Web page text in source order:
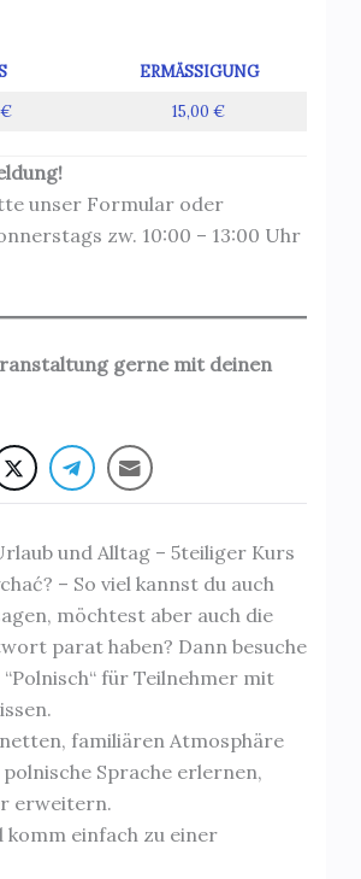
ERMÄSSIGUNG
15,00 €
unser Formular oder
zw. 10:00 – 13:00 Uhr
gerne mit deinen
und Alltag – 5teiliger Kurs
– So viel kannst du auch
möchtest aber auch die
parat haben? Dann besuche
für Teilnehmer mit
familiären Atmosphäre
Sprache erlernen,
erweitern.
komm einfach zu einer